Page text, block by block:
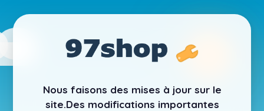
Nous faisons des mises à jour sur le
site.Des modifications importantes